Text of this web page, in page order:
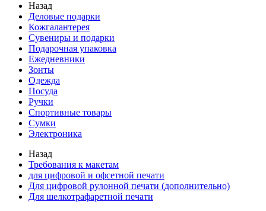
Назад
Деловые подарки
Кожгалантерея
Сувениры и подарки
Подарочная упаковка
Ежедневники
Зонты
Одежда
Посуда
Ручки
Спортивные товары
Сумки
Электроника
Назад
Требования к макетам
для цифровой и офсетной печати
Для цифровой рулонной печати (дополнительно)
Для шелкотрафаретной печати